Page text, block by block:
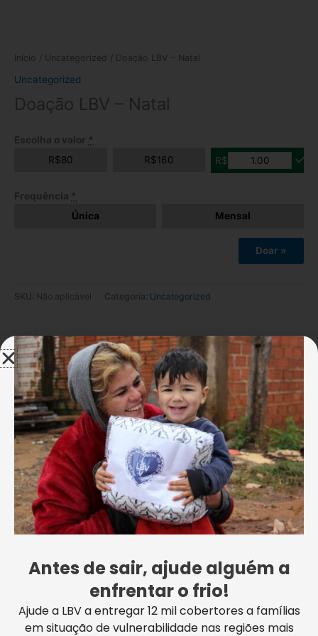
Início / Uncategorized / Doação LBV – Natal
Uncategorized
Doação LBV – Natal
Escolha o valor *
R$80 R$160 R$
Frequência *
Única
Mensal
Doar »
SKU: Não aplicável Categoria: Uncategorized
Informação adicional
Avaliações (0)
Frequência Única, Mensal
Projetos relacionados
Este
produto
várias
variantes.
As
opções
podem
Este
produto
várias
variantes.
opções
podem
Antes de sair, ajude alguém a
enfrentar o frio!
Ajude a LBV a entregar 12 mil cobertores a famílias
em situação de vulnerabilidade nas regiões mais